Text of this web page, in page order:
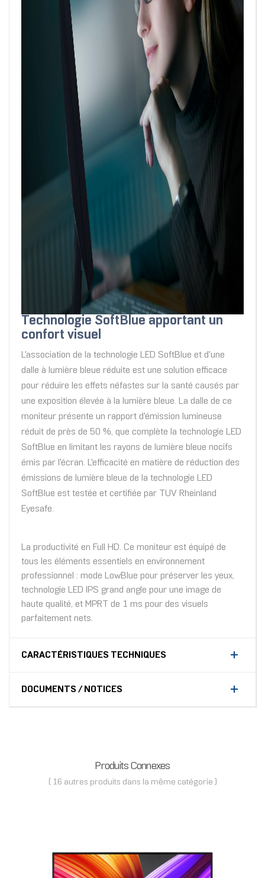
Technologie SoftBlue apportant un
confort visuel
L'association de la technologie LED SoftBlue et d'une
dalle à lumière bleue réduite est une solution efficace
pour réduire les effets néfastes sur la santé causés par
une exposition élevée à la lumière bleue. La dalle de ce
moniteur présente un rapport d'émission lumineuse
réduit de près de 50 %, que complète la technologie LED
SoftBlue en limitant les rayons de lumière bleue nocifs
émis par l'écran. L'efficacité en matière de réduction des
émissions de lumière bleue de la technologie LED
SoftBlue est testée et certifiée par TUV Rheinland
Eyesafe.
La productivité en Full HD. Ce moniteur est équipé de
tous les éléments essentiels en environnement
professionnel : mode LowBlue pour préserver les yeux,
technologie LED IPS grand angle pour une image de
haute qualité, et MPRT de 1 ms pour des visuels
parfaitement nets.
CARACTÉRISTIQUES TECHNIQUES
DOCUMENTS / NOTICES
Produits Connexes
( 16 autres produits dans la même catégorie )